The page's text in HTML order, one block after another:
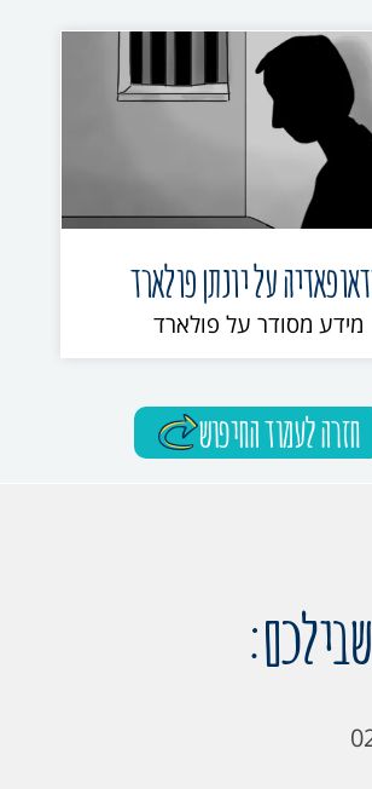
על יונתן פולארד
מידע מסודר על פולארד
חזרה לעמוד החיפוש